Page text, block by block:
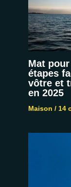
Mat
étapes
vôtre et
en 2025
Maison / 14